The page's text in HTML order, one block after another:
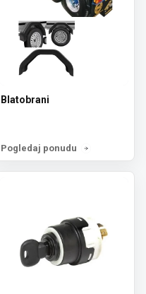
Blatobrani
Pogledaj ponudu